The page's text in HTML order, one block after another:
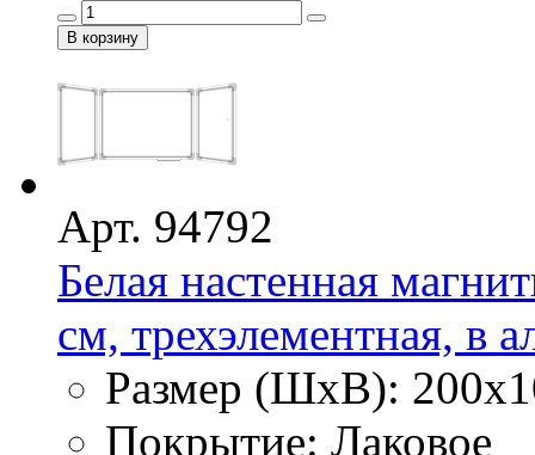
Арт. 94792
Белая настенная
см, трехэлементная, в
Размер (ШхВ):
Покрытие: Лаковое